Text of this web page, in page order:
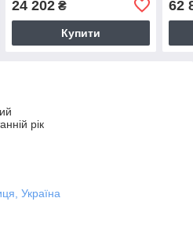
24 202₴
Купити
62
рік
Україна